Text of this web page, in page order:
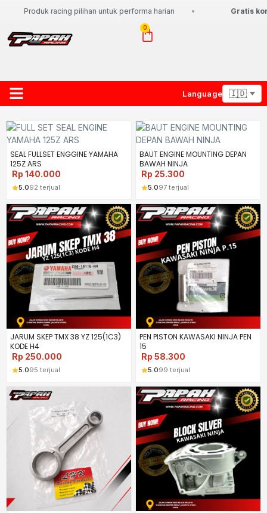
Produk racing pilihan untuk performa harian Gratis
0
Language
SEAL FULLSET ENGGINE YAMAHA
125Z ARS
Rp 140.000
5.092 terjual
BAUT ENGINE MOUNTING DEPAN
BAWAH NINJA
Rp 25.300
5.097 terjual
JARUM SKEP TMX 38 YZ 125(1C3)
KODE H4
Rp 250.000
5.095 terjual
PEN PISTON KAWASAKI NINJA PEN
15
Rp 58.300
5.099 terjual